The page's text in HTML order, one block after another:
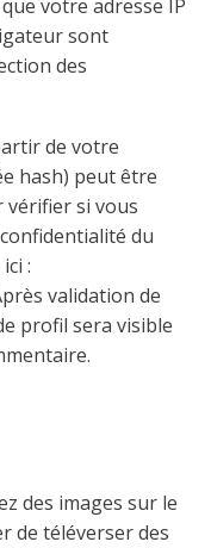
votre adresse IP
sont
des
de votre
hash) peut être
vérifier si vous
du
:
validation de
profil sera visible
des images sur le
de téléverser des